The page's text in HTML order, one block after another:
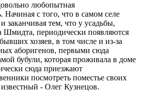
любопытная
Начиная с того, что в самом селе
тем, что у усадьбы,
Шмидта, периодически появляются
хозяев, в том числе и из-за
аборигенов, первыми сюда
бубули, которая проживала в доме
сюда приезжают
посмотреть поместье своих
- Олег Кузнецов.